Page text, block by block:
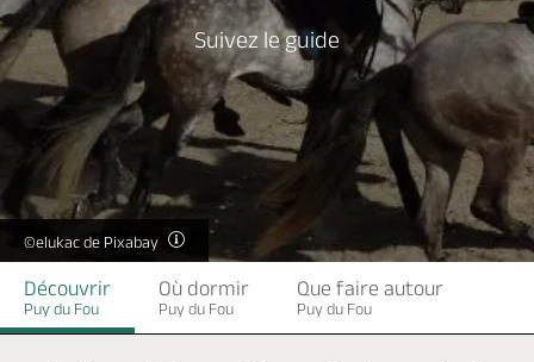
Dormir, manger
Séjours, cadeaux
Billetterie en ligne
Suivez le guide
©elukac de Pixabay
Découvrir
Puy du Fou
Où dormir
Puy du Fou
Que faire autour
Puy du Fou